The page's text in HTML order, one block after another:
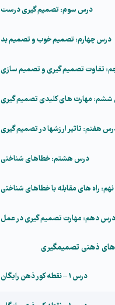
درس سوم: تصمیم گیری درست
درس چهارم: تصمیم خوب و تصمیم بد
تفاوت تصمیم گیری و تصمیم سازی
مهارت های کلیدی تصمیم گیری
هفتم: تاثیر ارزشها در تصمیم گیری
درس هشتم: خطاهای شناختی
راه های مقابله با خطاهای شناختی
درس دهم: مهارت تصمیم گیری در عمل
ذهنی تصمیم­گیری
درس ۱ – نقطه کور ذهن رایگان